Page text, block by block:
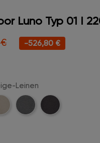
Luno Typ 01 I
-526,80 €
Leinen
Kreige- Anthrazit-